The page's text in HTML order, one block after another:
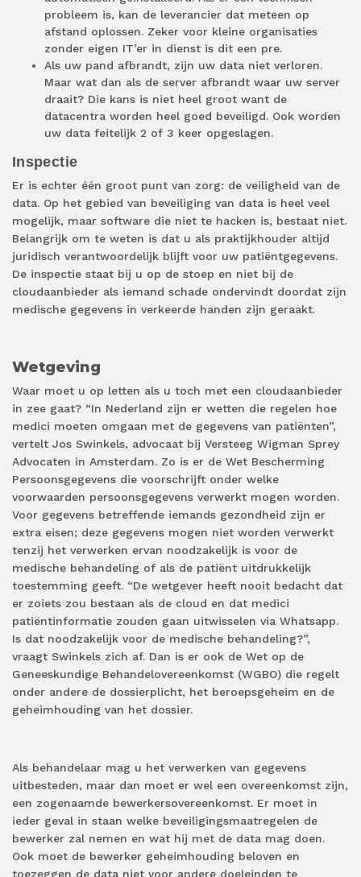
probleem is, kan de leverancier dat meteen op
afstand oplossen. Zeker voor kleine organisaties
zonder eigen IT’er in dienst is dit een pre.
Als uw pand afbrandt, zijn uw data niet verloren.
Maar wat dan als de server afbrandt waar uw server
draait? Die kans is niet heel groot want de
datacentra worden heel goed beveiligd. Ook worden
uw data feitelijk 2 of 3 keer opgeslagen.
Inspectie
Er is echter één groot punt van zorg: de veiligheid van de
data. Op het gebied van beveiliging van data is heel veel
mogelijk, maar software die niet te hacken is, bestaat niet.
Belangrijk om te weten is dat u als praktijkhouder altijd
juridisch verantwoordelijk blijft voor uw patiëntgegevens.
De inspectie staat bij u op de stoep en niet bij de
cloudaanbieder als iemand schade ondervindt doordat zijn
medische gegevens in verkeerde handen zijn geraakt.
Wetgeving
Waar moet u op letten als u toch met een cloudaanbieder
in zee gaat? “In Nederland zijn er wetten die regelen hoe
medici moeten omgaan met de gegevens van patiënten”,
vertelt Jos Swinkels, advocaat bij Versteeg Wigman Sprey
Advocaten in Amsterdam. Zo is er de Wet Bescherming
Persoonsgegevens die voorschrijft onder welke
voorwaarden persoonsgegevens verwerkt mogen worden.
Voor gegevens betreffende iemands gezondheid zijn er
extra eisen; deze gegevens mogen niet worden verwerkt
tenzij het verwerken ervan noodzakelijk is voor de
medische behandeling of als de patiënt uitdrukkelijk
toestemming geeft. “De wetgever heeft nooit bedacht dat
er zoiets zou bestaan als de cloud en dat medici
patiëntinformatie zouden gaan uitwisselen via Whatsapp.
Is dat noodzakelijk voor de medische behandeling?”,
vraagt Swinkels zich af. Dan is er ook de Wet op de
Geneeskundige Behandelovereenkomst (WGBO) die regelt
onder andere de dossierplicht, het beroepsgeheim en de
geheimhouding van het dossier.
Als behandelaar mag u het verwerken van gegevens
uitbesteden, maar dan moet er wel een overeenkomst zijn,
een zogenaamde bewerkersovereenkomst. Er moet in
ieder geval in staan welke beveiligingsmaatregelen de
bewerker zal nemen en wat hij met de data mag doen.
Ook moet de bewerker geheimhouding beloven en
toezeggen de data niet voor andere doeleinden te